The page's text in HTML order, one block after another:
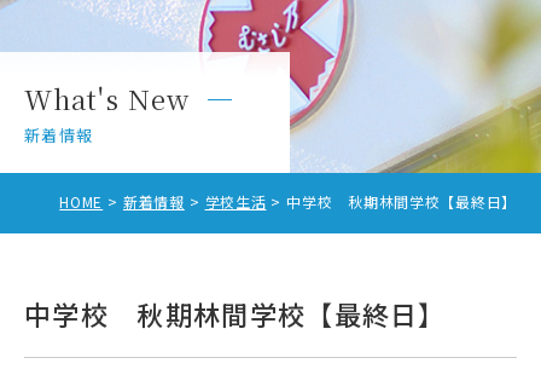
学校生活
中学校入試
高校入試
中学校受験をお考えの方へ
What's New
新着情報
HOME 新着情報 学校生活 中学校 秋期林間学校【最終日】
中学校 秋期林間学校【最終日】